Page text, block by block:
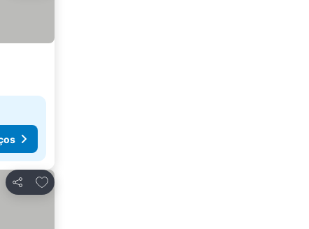
Partilhar
Adicionar aos favoritos